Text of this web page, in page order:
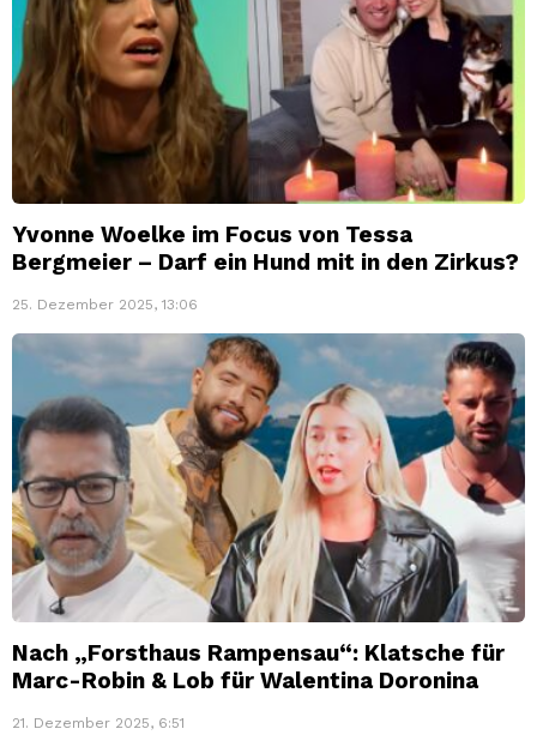
Yvonne Woelke im Focus von Tessa
Bergmeier – Darf ein Hund mit in den Zirkus?
25. Dezember 2025, 13:06
Nach „Forsthaus Rampensau“: Klatsche für
Marc-Robin & Lob für Walentina Doronina
21. Dezember 2025, 6:51